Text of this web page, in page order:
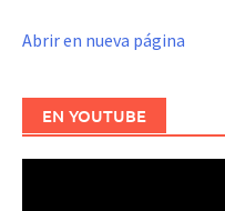
Abrir en nueva página
EN YOUTUBE